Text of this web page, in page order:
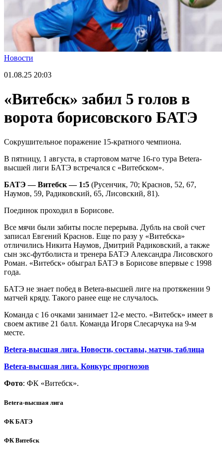
Новости
01.08.25 20:03
«Витебск» забил 5 голов в
ворота борисовского БАТЭ
Сокрушительное поражение 15-кратного чемпиона.
В пятницу, 1 августа, в стартовом матче 16-го тура Betera-
высшей лиги БАТЭ встречался с «Витебском».
БАТЭ — Витебск — 1:5 (Русенчик, 70; Краснов, 52, 67,
Наумов, 59, Радиковский, 65, Лисовский, 81).
Поединок проходил в Борисове.
Все мячи были забиты после перерыва. Дубль на свой счет
записал Евгений Краснов. Еще по разу у «Витебска»
отличились Никита Наумов, Дмитрий Радиковский, а также
сын экс-футболиста и тренера БАТЭ Александра Лисовского
Роман. «Витебск» обыграл БАТЭ в Борисове впервые с 1998
года.
БАТЭ не знает побед в Betera-высшей лиге на протяжении 9
матчей кряду. Такого ранее еще не случалось.
Команда с 16 очками занимает 12-е место. «Витебск» имеет в
своем активе 21 балл. Команда Игоря Слесарчука на 9-м
месте.
Betera-высшая лига. Новости, составы, матчи, таблица
Betera-высшая лига. Конкурс прогнозов
Фото: ФК «Витебск».
Betera-высшая лига
ФК БАТЭ
ФК Витебск